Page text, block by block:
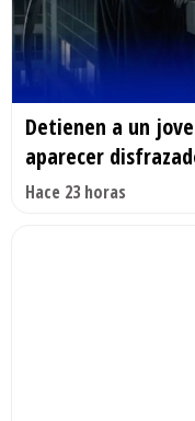
Detienen a un
aparecer
Hace 23 horas